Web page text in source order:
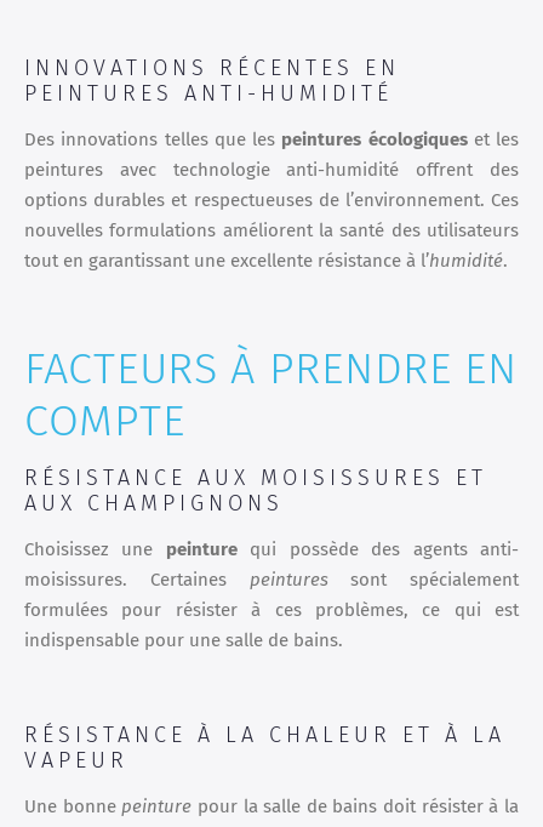
INNOVATIONS RÉCENTES EN
PEINTURES ANTI-HUMIDITÉ
Des innovations telles que les peintures écologiqueset les
peintures avec technologie anti-humidité offrent des
options durables et respectueuses de l’environnement. Ces
nouvelles formulations améliorent la santé des utilisateurs
tout en garantissant une excellente résistance à l’humidité.
FACTEURS À PRENDRE EN
COMPTE
RÉSISTANCE AUX MOISISSURES ET
AUX CHAMPIGNONS
Choisissez une peinturequi possède des agents anti-
moisissures. Certaines peintures sont spécialement
formulées pour résister à ces problèmes, ce qui est
indispensable pour une salle de bains.
RÉSISTANCE À LA CHALEUR ET À LA
VAPEUR
Une bonne peinture pour la salle de bains doit résister à la